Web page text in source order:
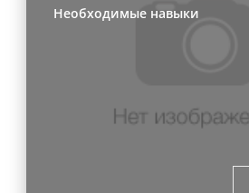
Необходимые навыки